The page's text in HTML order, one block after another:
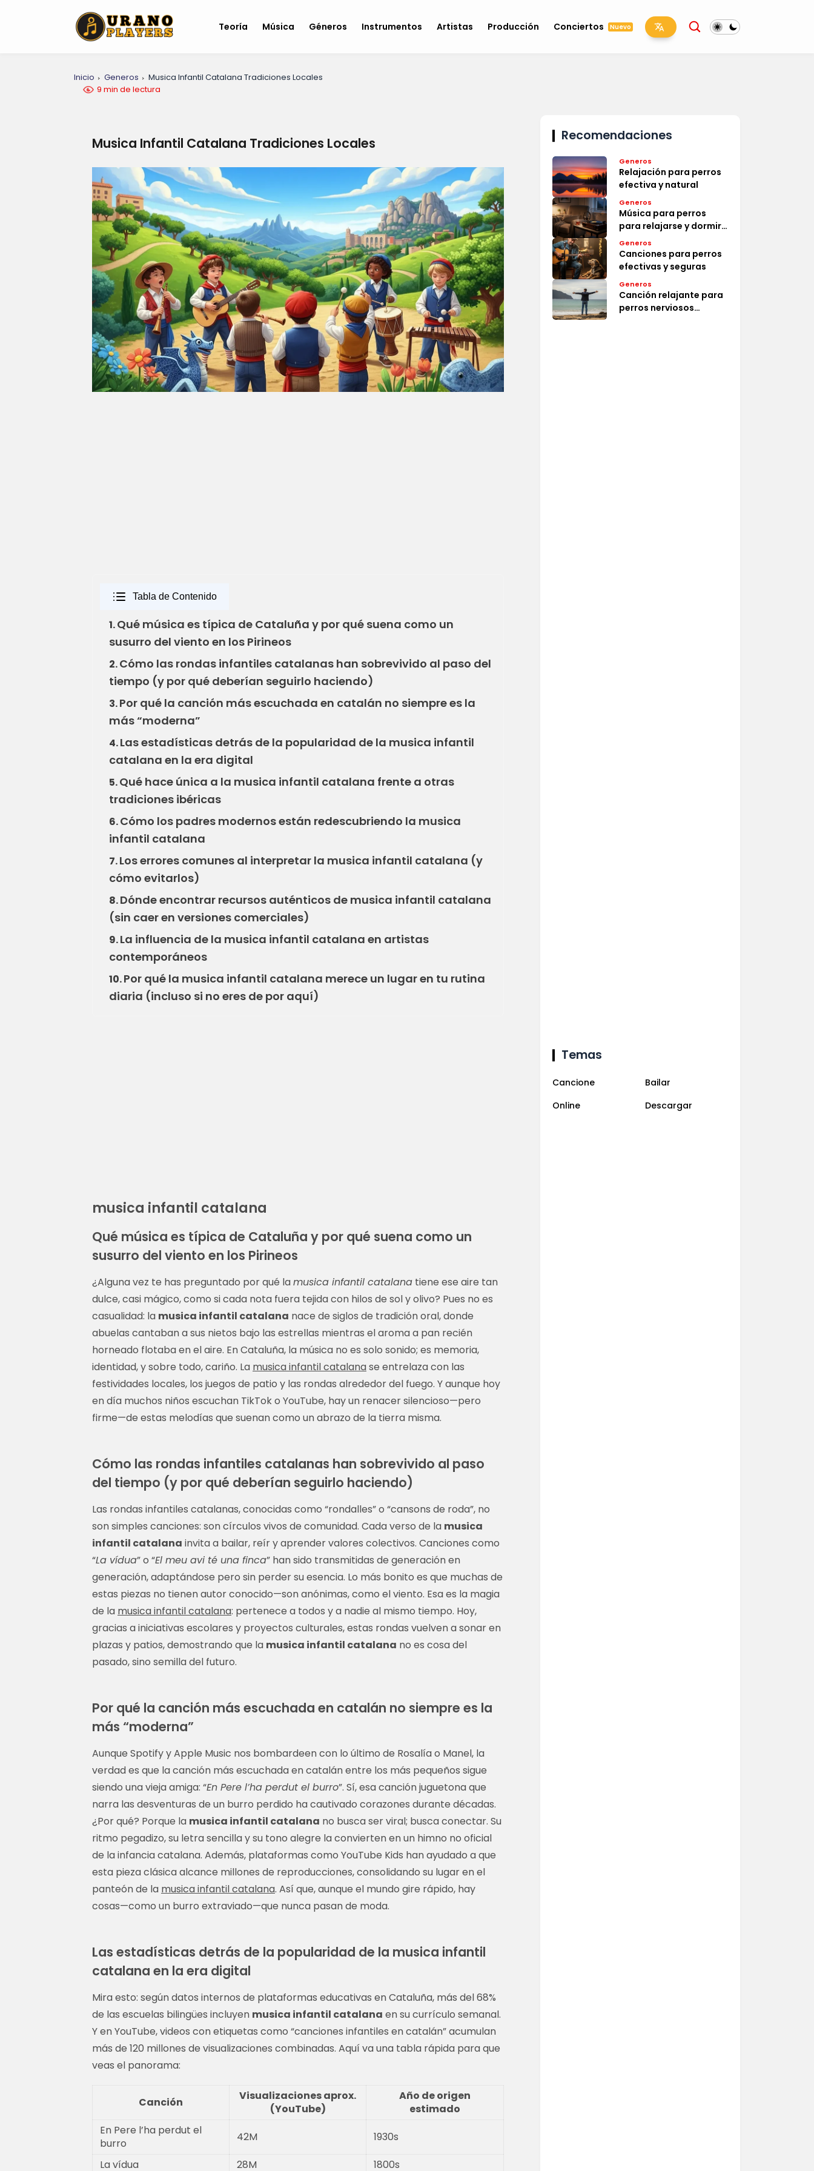
Teoría Música Géneros Instrumentos Artistas Producción Conciertos Nuevo
Inicio Generos
Musica Infantil Catalana Tradiciones Locales
9 min de lectura
Musica Infantil Catalana Tradiciones Locales
Tabla de Contenido
1.Qué música es típica de Cataluña y por qué suena como un
susurro del viento en los Pirineos
2.Cómo las rondas infantiles catalanas han sobrevivido al paso del
tiempo (y por qué deberían seguirlo haciendo)
3.Por qué la canción más escuchada en catalán no siempre es la
más “moderna”
4.Las estadísticas detrás de la popularidad de la musica infantil
catalana en la era digital
5.Qué hace única a la musica infantil catalana frente a otras
tradiciones ibéricas
6.Cómo los padres modernos están redescubriendo la musica
infantil catalana
7.Los errores comunes al interpretar la musica infantil catalana (y
cómo evitarlos)
8.Dónde encontrar recursos auténticos de musica infantil catalana
(sin caer en versiones comerciales)
9.La influencia de la musica infantil catalana en artistas
contemporáneos
10.Por qué la musica infantil catalana merece un lugar en tu rutina
diaria (incluso si no eres de por aquí)
musica infantil catalana
Qué música es típica de Cataluña y por qué suena como un
susurro del viento en los Pirineos
¿Alguna vez te has preguntado por qué lamusica infantil catalana tiene ese aire tan
dulce, casi mágico, como si cada nota fuera tejida con hilos de sol y olivo? Pues no es
casualidad: la musica infantil catalana nace de siglos de tradición oral, donde
abuelas cantaban a sus nietos bajo las estrellas mientras el aroma a pan recién
horneado flotaba en el aire. En Cataluña, la música no es solo sonido; es memoria,
identidad, y sobre todo, cariño. La musica infantil catalanase entrelaza con las
festividades locales, los juegos de patio y las rondas alrededor del fuego. Y aunque hoy
en día muchos niños escuchan TikTok o YouTube, hay un renacer silencioso—pero
firme—de estas melodías que suenan como un abrazo de la tierra misma.
Cómo las rondas infantiles catalanas han sobrevivido al paso
del tiempo (y por qué deberían seguirlo haciendo)
Las rondas infantiles catalanas, conocidas como “rondalles” o “cansons de roda”, no
son simples canciones: son círculos vivos de comunidad. Cada verso de la musica
infantil catalana invita a bailar, reír y aprender valores colectivos. Canciones como
“La vídua” o “El meu avi té una finca” han sido transmitidas de generación en
generación, adaptándose pero sin perder su esencia. Lo más bonito es que muchas de
estas piezas no tienen autor conocido—son anónimas, como el viento. Esa es la magia
de la musica infantil catalana: pertenece a todos y a nadie al mismo tiempo. Hoy,
gracias a iniciativas escolares y proyectos culturales, estas rondas vuelven a sonar en
plazas y patios, demostrando que la musica infantil catalana no es cosa del
pasado, sino semilla del futuro.
Por qué la canción más escuchada en catalán no siempre es la
más “moderna”
Aunque Spotify y Apple Music nos bombardeen con lo último de Rosalía o Manel, la
verdad es que la canción más escuchada en catalán entre los más pequeños sigue
siendo una vieja amiga: “En Pere l’ha perdut el burro”. Sí, esa canción juguetona que
narra las desventuras de un burro perdido ha cautivado corazones durante décadas.
¿Por qué? Porque la musica infantil catalana no busca ser viral; busca conectar. Su
ritmo pegadizo, su letra sencilla y su tono alegre la convierten en un himno no oficial
de la infancia catalana. Además, plataformas como YouTube Kids han ayudado a que
esta pieza clásica alcance millones de reproducciones, consolidando su lugar en el
panteón de la musica infantil catalana. Así que, aunque el mundo gire rápido, hay
cosas—como un burro extraviado—que nunca pasan de moda.
Las estadísticas detrás de la popularidad de la musica infantil
catalana en la era digital
Mira esto: según datos internos de plataformas educativas en Cataluña, más del 68%
de las escuelas bilingües incluyen musica infantil catalana en su currículo semanal.
Y en YouTube, videos con etiquetas como “canciones infantiles en catalán” acumulan
más de 120 millones de visualizaciones combinadas. Aquí va una tabla rápida para que
veas el panorama:
Canción
Visualizaciones aprox.
(YouTube)
Año de origen
estimado
En Pere l’ha perdut el
burro
42M
1930s
La vídua
28M 1800s
Recomendaciones
Generos
Relajación para perros
efectiva y natural
Generos
Música para perros
para relajarse y dormir
efectiva
Generos
Canciones para perros
efectivas y seguras
Generos
Canción relajante para
perros nerviosos
Temas
Cancione
Bailar
Online
Descargar